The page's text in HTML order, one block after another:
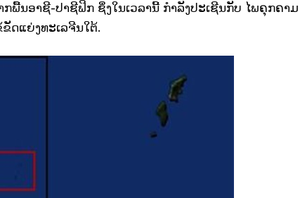
ພື້ນອາຊີ-ປາຊີຟິກ ຊຶ່ງໃນເວລານີ້ ກຳລັງປະເຊີນກັບ ໄພຄຸກຄາມ
ດແຍ່ງທະເລຈີນໃຕ້.